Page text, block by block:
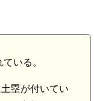
いる。
塁が付いてい